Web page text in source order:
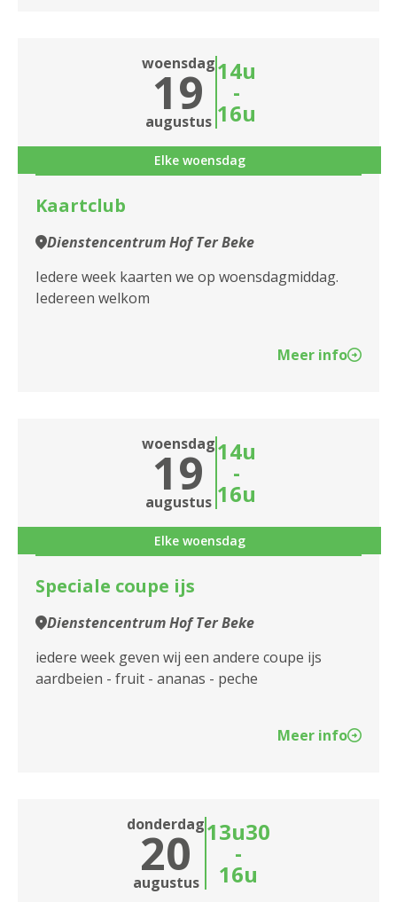
woensdag
19
augustus
14u
-
16u
Elke woensdag
Kaartclub
Dienstencentrum Hof Ter Beke
Iedere week kaarten we op woensdagmiddag.
Iedereen welkom
Meer info
woensdag
19
augustus
14u
-
16u
Elke woensdag
Speciale coupe ijs
Dienstencentrum Hof Ter Beke
iedere week geven wij een andere coupe ijs
aardbeien - fruit - ananas - peche
Meer info
donderdag
20
augustus
13u30
-
16u